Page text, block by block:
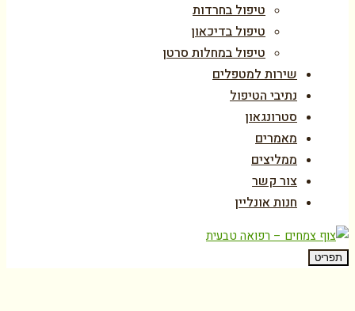
טיפול בחרדות
טיפול בדיכאון
טיפול במחלות סרטן
שירות למטפלים
נתיבי הטיפול
סטרונגאון
מאמרים
ממליצים
צור קשר
חנות אונליין
תפריט